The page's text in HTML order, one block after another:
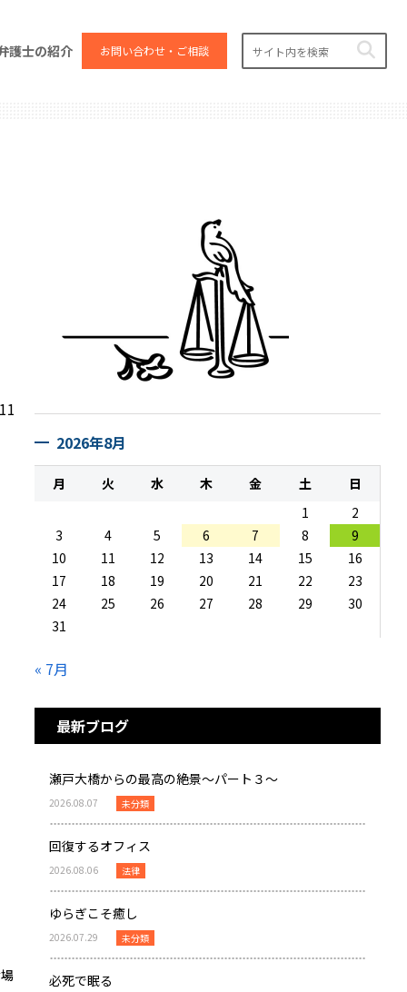
護士の紹介 お問い合わせ・ご相談
2026年8月
月 火 水 木 金 土
日
1
2
3
4 5 6 7 8
9
10
11 12 13 14 15
16
17
18 19 20 21 22
23
24
25 26 27 28 29
30
31
« 7月
最新ブログ
瀬戸大橋からの最高の絶景～パート３～
2026.08.07 未分類
回復するオフィス
2026.08.06 法律
ゆらぎこそ癒し
2026.07.29 未分類
必死で眠る